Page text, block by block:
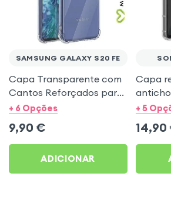
SAMSUNG GALAXY S20 FE
Capa Transparente com
Cantos Reforçados para
Samsung S20 FE
+ 6 Opções
9,90 €
ADICIONAR
Capa
Xperia
+ 5
14,90